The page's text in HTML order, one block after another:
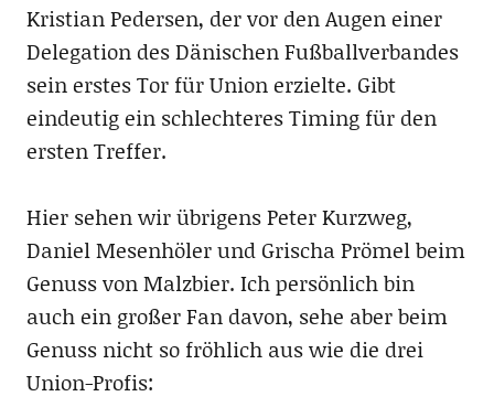
Kristian Pedersen, der vor den Augen einer
Delegation des Dänischen Fußballverbandes
sein erstes Tor für Union erzielte. Gibt
eindeutig ein schlechteres Timing für den
ersten Treffer.
Hier sehen wir übrigens Peter Kurzweg,
Daniel Mesenhöler und Grischa Prömel beim
Genuss von Malzbier. Ich persönlich bin
auch ein großer Fan davon, sehe aber beim
Genuss nicht so fröhlich aus wie die drei
Union-Profis: